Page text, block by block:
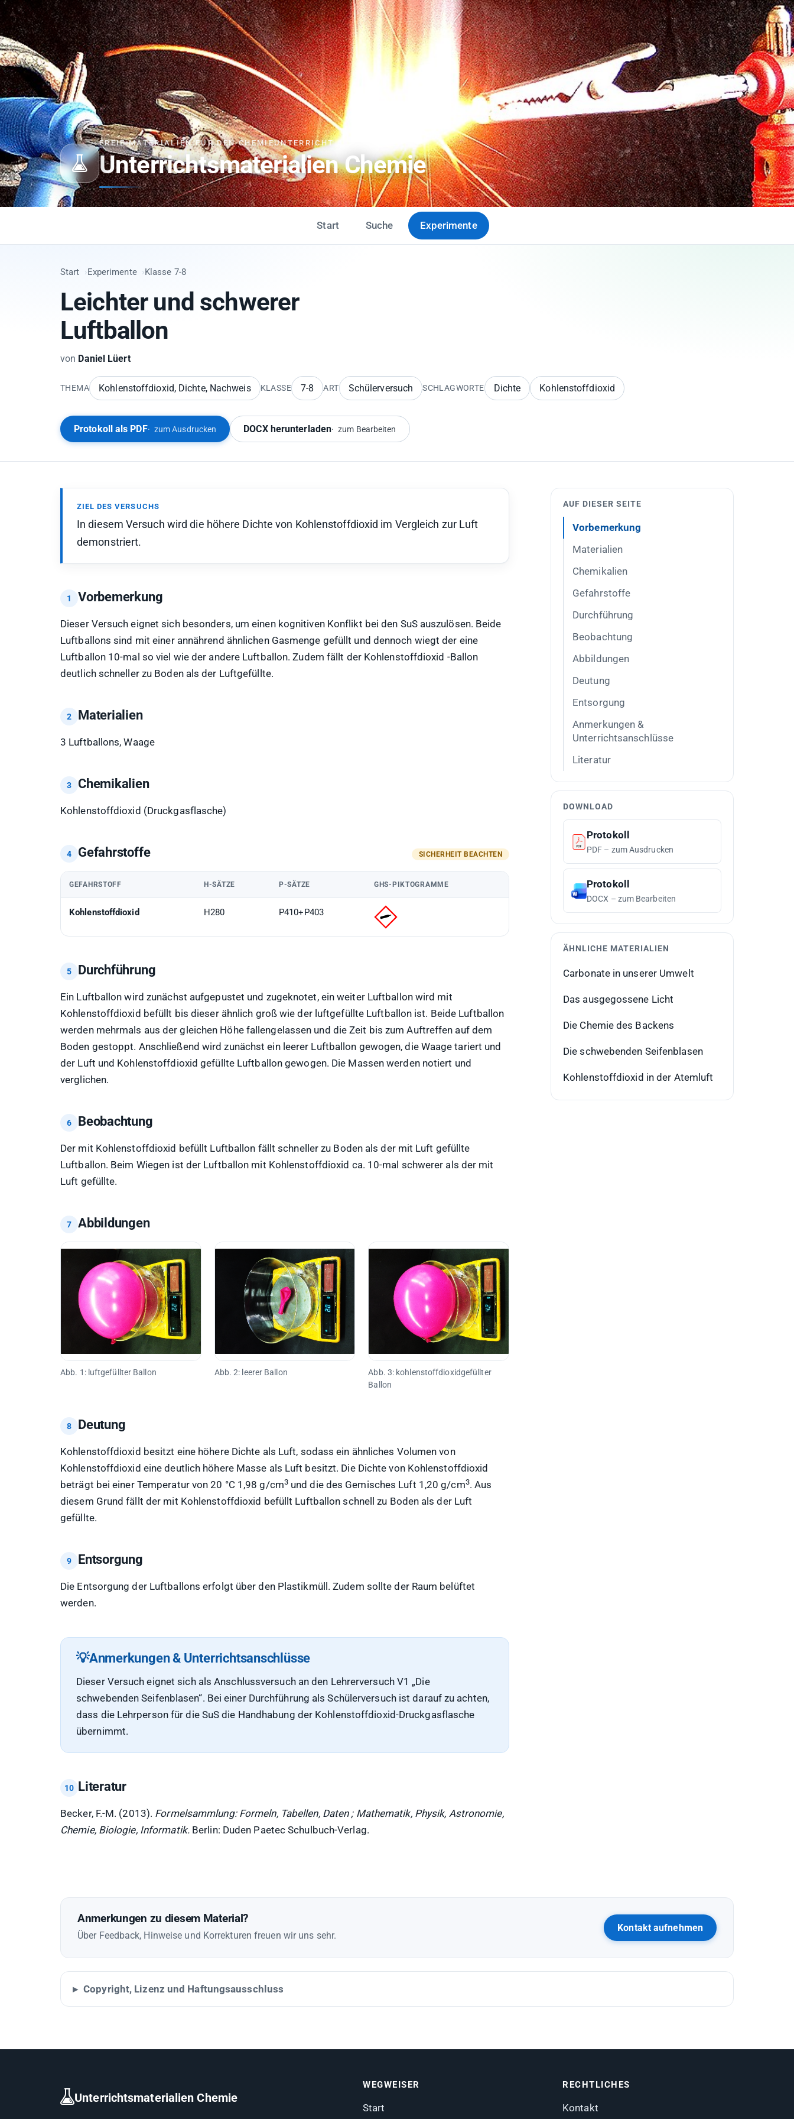
FREIE MATERIALIEN FÜR DEN CHEMIEUNTERRICHT
Unterrichtsmaterialien Chemie
Start Suche Experimente
Start Experimente Klasse 7-8
Leichter und schwerer
Luftballon
von Daniel Lüert
THEMA Kohlenstoffdioxid, Dichte, Nachweis KLASSE 7-8 ART Schülerversuch SCHLAGWORTE Dichte Kohlenstoffdioxid
Protokoll als PDF zum Ausdrucken DOCX herunterladen zum Bearbeiten
ZIEL DES VERSUCHS
In diesem Versuch wird die höhere Dichte von Kohlenstoffdioxid im Vergleich zur Luft
demonstriert.
Vorbemerkung
Dieser Versuch eignet sich besonders, um einen kognitiven Konflikt bei den SuS auszulösen. Beide
Luftballons sind mit einer annährend ähnlichen Gasmenge gefüllt und dennoch wiegt der eine
Luftballon 10-mal so viel wie der andere Luftballon. Zudem fällt der Kohlenstoffdioxid -Ballon
deutlich schneller zu Boden als der Luftgefüllte.
Materialien
3 Luftballons, Waage
Chemikalien
Kohlenstoffdioxid (Druckgasflasche)
Gefahrstoffe
GEFAHRSTOFF H-SÄTZE P-SÄTZE GHS-PIKTOGRAMME
Kohlenstoffdioxid H280 P410+P403
Durchführung
Ein Luftballon wird zunächst aufgepustet und zugeknotet, ein weiter Luftballon wird mit
Kohlenstoffdioxid befüllt bis dieser ähnlich groß wie der luftgefüllte Luftballon ist. Beide Luftballon
werden mehrmals aus der gleichen Höhe fallengelassen und die Zeit bis zum Auftreffen auf dem
Boden gestoppt. Anschließend wird zunächst ein leerer Luftballon gewogen, die Waage tariert und
der Luft und Kohlenstoffdioxid gefüllte Luftballon gewogen. Die Massen werden notiert und
verglichen.
Beobachtung
Der mit Kohlenstoffdioxid befüllt Luftballon fällt schneller zu Boden als der mit Luft gefüllte
Luftballon. Beim Wiegen ist der Luftballon mit Kohlenstoffdioxid ca. 10-mal schwerer als der mit
Luft gefüllte.
Abbildungen
Abb. 1: luftgefüllter Ballon Abb. 2: leerer Ballon
Abb. 3: kohlenstoffdioxidgefüllter
Ballon
Deutung
Kohlenstoffdioxid besitzt eine höhere Dichte als Luft, sodass ein ähnliches Volumen von
Kohlenstoffdioxid eine deutlich höhere Masse als Luft besitzt. Die Dichte von Kohlenstoffdioxid
beträgt bei einer Temperatur von 20 °C 1,98 g/cm3und die des Gemisches Luft 1,20 g/cm3. Aus
diesem Grund fällt der mit Kohlenstoffdioxid befüllt Luftballon schnell zu Boden als der Luft
gefüllte.
Entsorgung
Die Entsorgung der Luftballons erfolgt über den Plastikmüll. Zudem sollte der Raum belüftet
werden.
Anmerkungen & Unterrichtsanschlüsse
Dieser Versuch eignet sich als Anschlussversuch an den Lehrerversuch V1 „Die
schwebenden Seifenblasen“. Bei einer Durchführung als Schülerversuch ist darauf zu achten,
dass die Lehrperson für die SuS die Handhabung der Kohlenstoffdioxid-Druckgasflasche
übernimmt.
Literatur
Becker, F.-M. (2013). Formelsammlung: Formeln, Tabellen, Daten ; Mathematik, Physik, Astronomie,
Chemie, Biologie, Informatik.Berlin: Duden Paetec Schulbuch-Verlag.
AUF DIESER SEITE
Vorbemerkung
Materialien
Chemikalien
Gefahrstoffe
Durchführung
Beobachtung
Abbildungen
Deutung
Entsorgung
Anmerkungen &
Unterrichtsanschlüsse
Literatur
DOWNLOAD
Protokoll
PDF – zum Ausdrucken
Protokoll
DOCX – zum Bearbeiten
ÄHNLICHE MATERIALIEN
Carbonate in unserer Umwelt
Das ausgegossene Licht
Die Chemie des Backens
Die schwebenden Seifenblasen
Kohlenstoffdioxid in der Atemluft
Anmerkungen zu diesem Material?
Über Feedback, Hinweise und Korrekturen freuen wir uns sehr.
Kontakt aufnehmen
Copyright, Lizenz und Haftungsausschluss
Unterrichtsmaterialien Chemie
WEGWEISER
Start
RECHTLICHES
Kontakt